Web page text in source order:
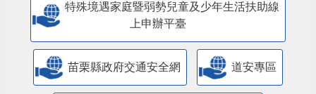
特殊境遇家庭暨弱勢兒童及少年生活扶助線
上申辦平臺
苗栗縣政府交通安全網 道安專區